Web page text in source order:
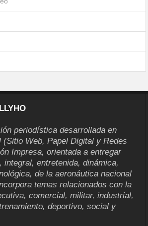
periodística desarrollada en
(Sitio Web, Papel Digital y Redes
Impresa, orientada a entregar
integral, entretenida, dinámica,
de la aeronáutica nacional
temas relacionados con la
comercial, militar, industrial,
deportivo, social y